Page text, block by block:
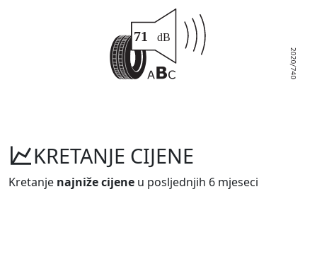
KRETANJE CIJENE
Kretanje najniže cijene u posljednjih 6 mjeseci